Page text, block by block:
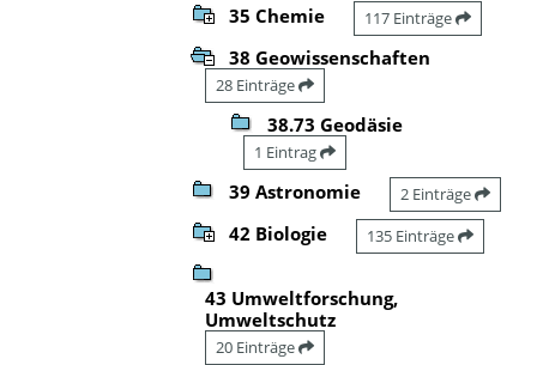
35 Chemie 117 Einträge
38 Geowissenschaften
28 Einträge
38.73 Geodäsie
1 Eintrag
39 Astronomie 2 Einträge
42 Biologie 135 Einträge
43 Umweltforschung,
Umweltschutz
20 Einträge